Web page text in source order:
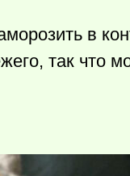
в
так что